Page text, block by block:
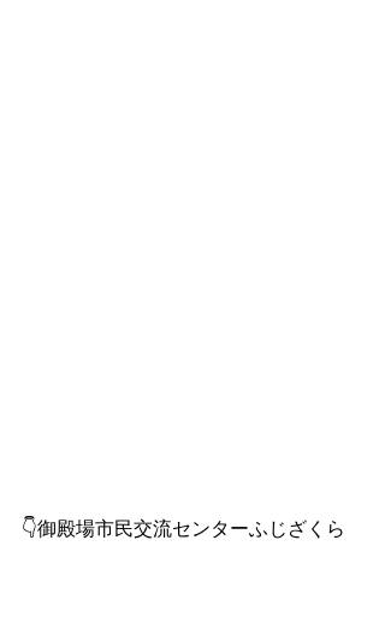
👇御殿場市民交流センターふじざくら